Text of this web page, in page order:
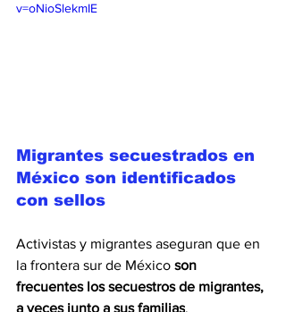
v=oNioSlekmIE
Migrantes secuestrados en
México son identificados
con sellos
Activistas y migrantes aseguran que en
la frontera sur de México son
frecuentes los secuestros de migrantes,
a veces junto a sus familias.